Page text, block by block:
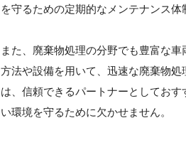
を守るための定期的なメンテナンス
また、廃棄物処理の分野でも豊富な
方法や設備を用いて、迅速な廃棄物
は、信頼できるパートナーとしてお
い環境を守るために欠かせません。